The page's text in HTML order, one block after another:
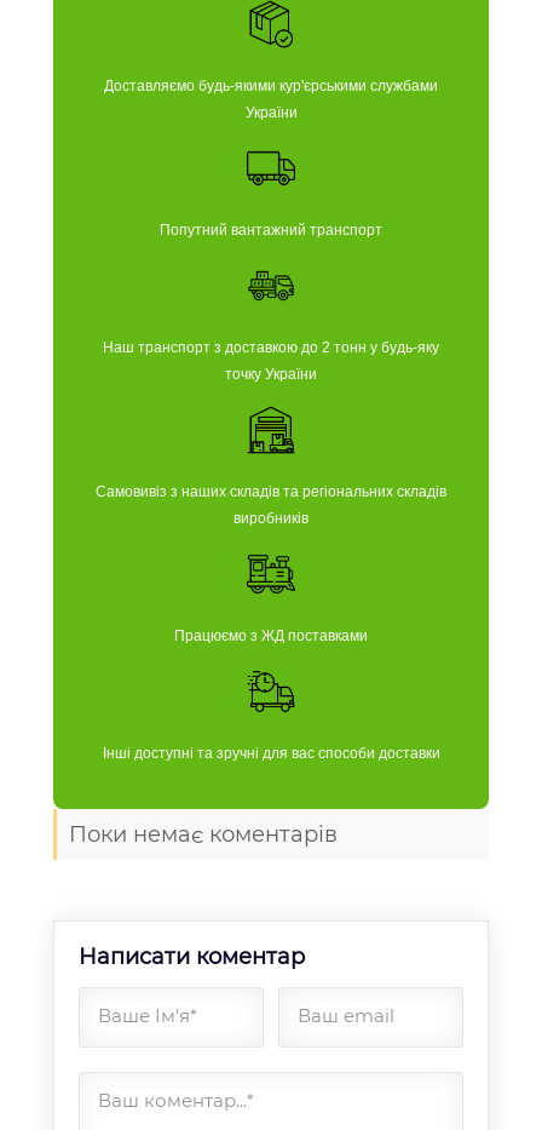
Доставляємо будь-якими кур'єрськими службами
України
Попутний вантажний транспорт
Наш транспорт з доставкою до 2 тонн у будь-яку
точку України
Самовивіз з наших складів та регіональних складів
виробників
Працюємо з ЖД поставками
Інші доступні та зручні для вас способи доставки
Поки немає коментарів
Написати коментар
Ваше Ім'я* Ваш email
Ваш коментар...*